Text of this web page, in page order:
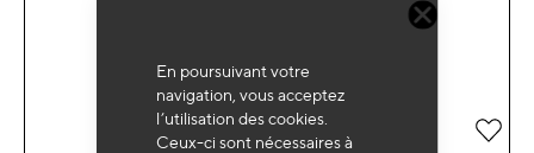
En poursuivant votre
navigation, vous acceptez
l’utilisation des cookies.
Ceux-ci sont nécessaires à